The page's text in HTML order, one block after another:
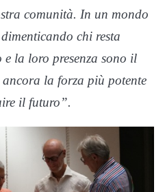
comunità. In un mondo
chi resta
la loro presenza sono il
ancora la forza più potente
il futuro”.